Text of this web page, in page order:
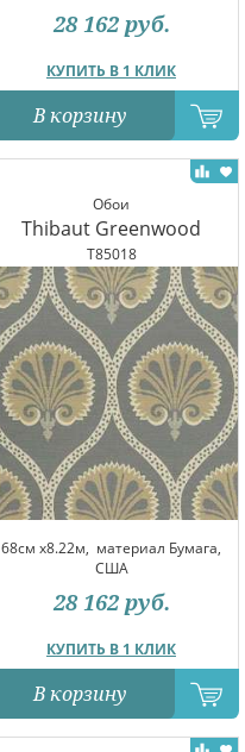
КУПИТЬ В 1 КЛИК
28 162 руб.
В корзину
Обои
Thibaut Greenwood
T85018
68см x8.22м, материал Бумага,
США
КУПИТЬ В 1 КЛИК
28 162 руб.
В корзину